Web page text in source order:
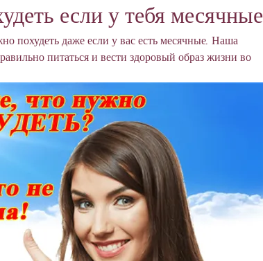
если у тебя месячные
похудеть даже если у вас есть месячные. Наша
питаться и вести здоровый образ жизни во